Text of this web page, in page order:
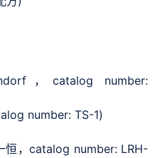
，catalog number:
number: TS-1)
恒，catalog number: LRH-